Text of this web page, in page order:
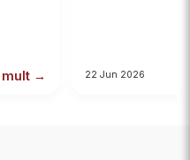
mult → 22 Jun 2026